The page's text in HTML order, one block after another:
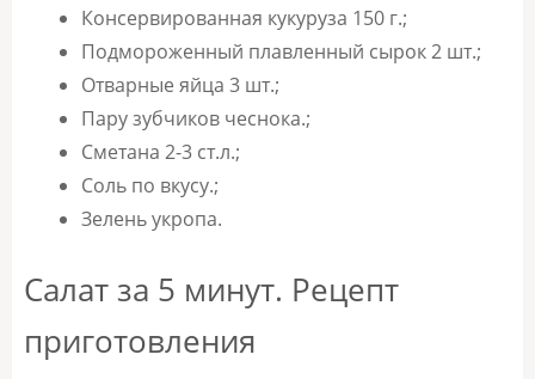
Консервированная кукуруза 150 г.;
Подмороженный плавленный сырок 2 шт.;
Отварные яйца 3 шт.;
Пару зубчиков чеснока.;
Сметана 2-3 ст.л.;
Соль по вкусу.;
Зелень укропа.
Салат за 5 минут. Рецепт
приготовления